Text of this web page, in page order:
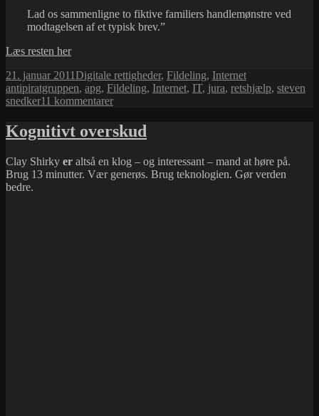
Lad os sammenligne to fiktive familiers handlemønstre ved
modtagelsen af et typisk brev.”
Læs resten her
Udgivet
i
21. januar 2011Kategorier
Digitale rettigheder, Fildeling, InternetTags
antipiratgruppen, apg, Fildeling, Internet, IT, jura, retshjælp, steven
snedker11 kommentarertil
trusselsbrev
til
med
internetforbindelser…
Kognitivt overskud
Clay Shirky er altså en klog – og interessant – mand at høre på.
Brug 13 minutter. Vær generøs. Brug teknologien. Gør verden
bedre.